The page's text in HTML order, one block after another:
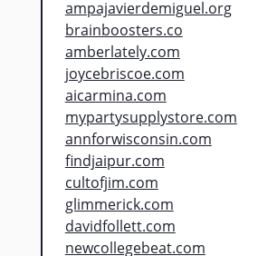
ampajavierdemiguel.org
brainboosters.co
amberlately.com
joycebriscoe.com
aicarmina.com
mypartysupplystore.com
annforwisconsin.com
findjaipur.com
cultofjim.com
glimmerick.com
davidfollett.com
newcollegebeat.com